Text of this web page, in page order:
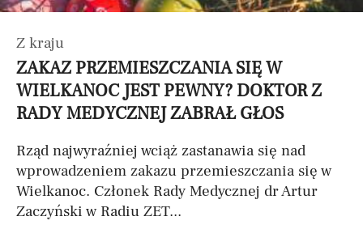
Z kraju
ZAKAZ PRZEMIESZCZANIA SIĘ W
WIELKANOC JEST PEWNY? DOKTOR Z
RADY MEDYCZNEJ ZABRAŁ GŁOS
Rząd najwyraźniej wciąż zastanawia się nad
wprowadzeniem zakazu przemieszczania się w
Wielkanoc. Członek Rady Medycznej dr Artur
Zaczyński w Radiu ZET...